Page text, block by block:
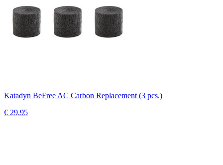
Katadyn BeFree AC Carbon Replacement (3 pcs.)
€ 29,95